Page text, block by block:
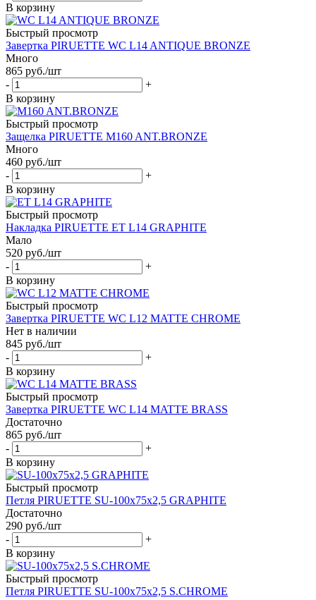
В корзину
Быстрый просмотр
Завертка PIRUETTE WC L14 ANTIQUE BRONZE
Много
865 руб./шт
-
+
В корзину
Быстрый просмотр
Защелка PIRUETTE M160 ANT.BRONZE
Много
460 руб./шт
-
+
В корзину
Быстрый просмотр
Накладка PIRUETTE ET L14 GRAPHITE
Мало
520 руб./шт
-
+
В корзину
Быстрый просмотр
Завертка PIRUETTE WC L12 MATTE CHROME
Нет в наличии
845 руб./шт
-
+
В корзину
Быстрый просмотр
Завертка PIRUETTE WC L14 MATTE BRASS
Достаточно
865 руб./шт
-
+
В корзину
Быстрый просмотр
Петля PIRUETTE SU-100x75x2,5 GRAPHITE
Достаточно
290 руб./шт
-
+
В корзину
Быстрый просмотр
Петля PIRUETTE SU-100x75x2,5 S.CHROME